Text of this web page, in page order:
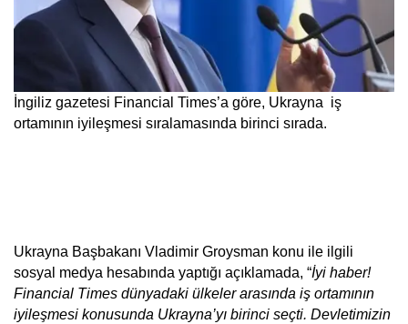
İngiliz gazetesi Financial Times’a göre, Ukrayna  iş
ortamının iyileşmesi sıralamasında birinci sırada.
Ukrayna Başbakanı Vladimir Groysman konu ile ilgili
sosyal medya hesabında yaptığı açıklamada, “İyi haber!
Financial Times dünyadaki ülkeler arasında iş ortamının
iyileşmesi konusunda Ukrayna’yı birinci seçti. Devletimizin